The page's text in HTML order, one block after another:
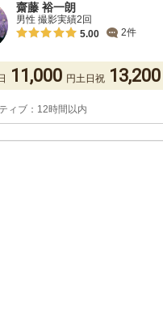
齋藤 裕一朗
男性 撮影実績2回
5.00
2件
11,000 円土日祝 13,200
ィブ：12時間以内